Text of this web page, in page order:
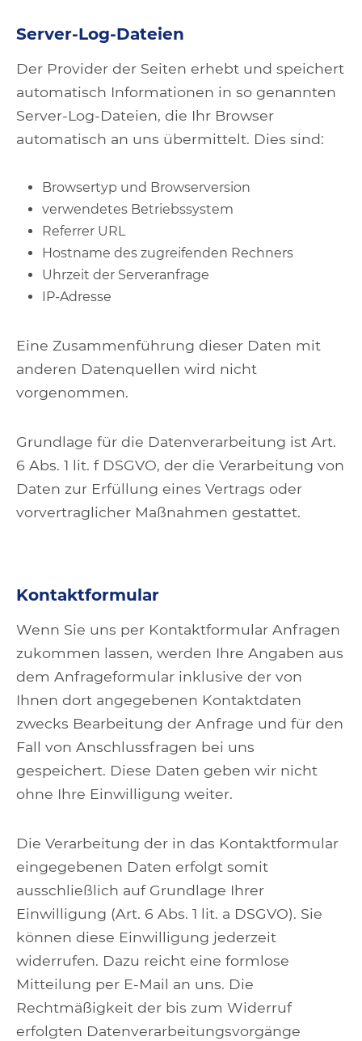
Server-Log-Dateien
Der Provider der Seiten erhebt und speichert
automatisch Informationen in so genannten
Server-Log-Dateien, die Ihr Browser
automatisch an uns übermittelt. Dies sind:
Browsertyp und Browserversion
verwendetes Betriebssystem
Referrer URL
Hostname des zugreifenden Rechners
Uhrzeit der Serveranfrage
IP-Adresse
Eine Zusammenführung dieser Daten mit
anderen Datenquellen wird nicht
vorgenommen.
Grundlage für die Datenverarbeitung ist Art.
6 Abs. 1 lit. f DSGVO, der die Verarbeitung von
Daten zur Erfüllung eines Vertrags oder
vorvertraglicher Maßnahmen gestattet.
Kontaktformular
Wenn Sie uns per Kontaktformular Anfragen
zukommen lassen, werden Ihre Angaben aus
dem Anfrageformular inklusive der von
Ihnen dort angegebenen Kontaktdaten
zwecks Bearbeitung der Anfrage und für den
Fall von Anschlussfragen bei uns
gespeichert. Diese Daten geben wir nicht
ohne Ihre Einwilligung weiter.
Die Verarbeitung der in das Kontaktformular
eingegebenen Daten erfolgt somit
ausschließlich auf Grundlage Ihrer
Einwilligung (Art. 6 Abs. 1 lit. a DSGVO). Sie
können diese Einwilligung jederzeit
widerrufen. Dazu reicht eine formlose
Mitteilung per E-Mail an uns. Die
Rechtmäßigkeit der bis zum Widerruf
erfolgten Datenverarbeitungsvorgänge